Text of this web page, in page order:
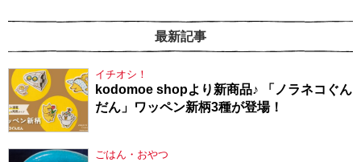
最新記事
イチオシ！
kodomoe shopより新商品♪ 「ノラネコぐん
だん」ワッペン新柄3種が登場！
ごはん・おやつ